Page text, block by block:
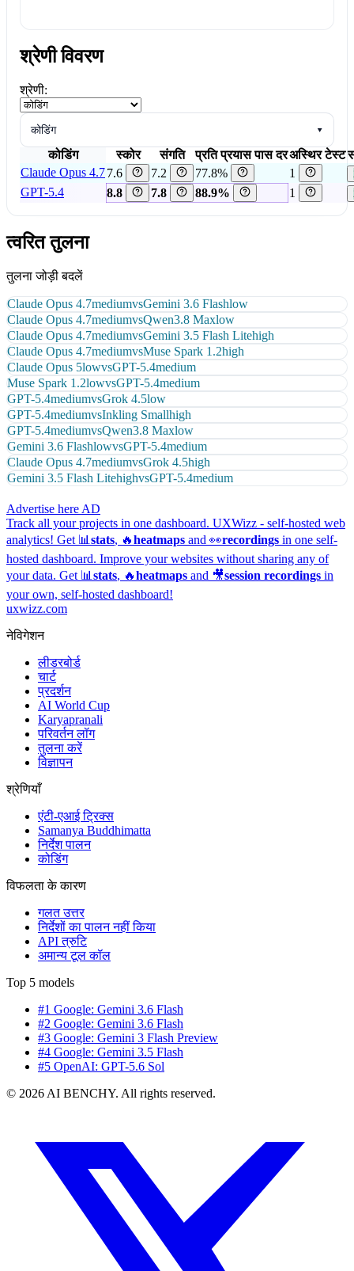
श्रेणी विवरण
श्रेणी:
कोडिंग ▾
कोडिंग स्कोर संगति प्रति प्रयास पास दरअस्थिर टेस्ट
Claude Opus 4.77.6 7.2 77.8% 1
GPT-5.4 8.8 7.8 88.9% 1
त्वरित तुलना
तुलना जोड़ी बदलें
Claude Opus 4.7mediumvsGemini 3.6 Flashlow
Claude Opus 4.7mediumvsQwen3.8 Maxlow
Claude Opus 4.7mediumvsGemini 3.5 Flash Litehigh
Claude Opus 4.7mediumvsMuse Spark 1.2high
Claude Opus 5lowvsGPT-5.4medium
Muse Spark 1.2lowvsGPT-5.4medium
GPT-5.4mediumvsGrok 4.5low
GPT-5.4mediumvsInkling Smallhigh
GPT-5.4mediumvsQwen3.8 Maxlow
Gemini 3.6 FlashlowvsGPT-5.4medium
Claude Opus 4.7mediumvsGrok 4.5high
Gemini 3.5 Flash LitehighvsGPT-5.4medium
Advertise here AD
Track all your projects in one dashboard. UXWizz - self-hosted web
analytics! Get 📊 stats, 🔥heatmaps and 👀recordings in one self-
hosted dashboard. Improve your websites without sharing any of
your data. Get 📊 stats, 🔥heatmaps and 🎥session recordings in
your own, self-hosted dashboard!
uxwizz.com
नेविगेशन
लीडरबोर्ड
चार्ट
प्रदर्शन
AI World Cup
Karyapranali
परिवर्तन लॉग
तुलना करें
विज्ञापन
श्रेणियाँ
एंटी-एआई ट्रिक्स
Samanya Buddhimatta
निर्देश पालन
कोडिंग
विफलता के कारण
गलत उत्तर
निर्देशों का पालन नहीं किया
API त्रुटि
अमान्य टूल कॉल
Top 5 models
#1 Google: Gemini 3.6 Flash
#2 Google: Gemini 3.6 Flash
#3 Google: Gemini 3 Flash Preview
#4 Google: Gemini 3.5 Flash
#5 OpenAI: GPT-5.6 Sol
© 2026 AI BENCHY. All rights reserved.